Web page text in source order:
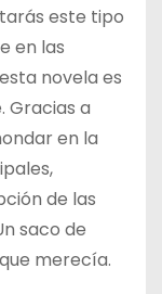
este tipo
en las
novela es
Gracias a
en la
de las
saco de
merecía.